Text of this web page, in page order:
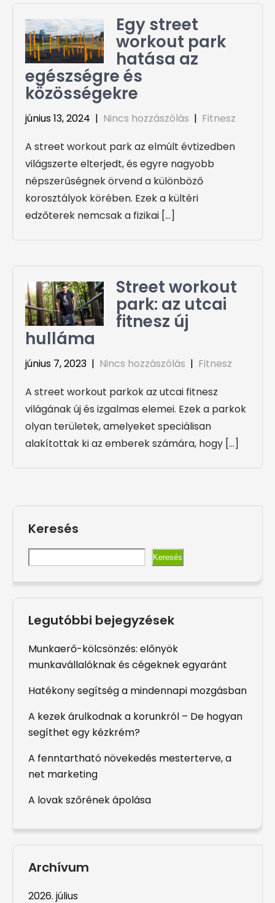
Egy street
workout park
hatása az
egészségre és
közösségekre
június 13, 2024 | Nincs hozzászólás | Fitnesz
A street workout park az elmúlt évtizedben
világszerte elterjedt, és egyre nagyobb
népszerűségnek örvend a különböző
korosztályok körében. Ezek a kültéri
edzőterek nemcsak a fizikai […]
Street workout
park: az utcai
fitnesz új
hulláma
június 7, 2023 | Nincs hozzászólás | Fitnesz
A street workout parkok az utcai fitnesz
világának új és izgalmas elemei. Ezek a parkok
olyan területek, amelyeket speciálisan
alakítottak ki az emberek számára, hogy […]
Keresés
Keresés
Legutóbbi bejegyzések
Munkaerő-kölcsönzés: előnyök
munkavállalóknak és cégeknek egyaránt
Hatékony segítség a mindennapi mozgásban
A kezek árulkodnak a korunkról – De hogyan
segíthet egy kézkrém?
A fenntartható növekedés mesterterve, a
net marketing
A lovak szőrének ápolása
Archívum
2026. július